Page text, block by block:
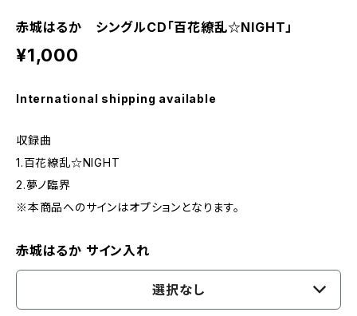
赤城はるか シングルCD「百花繚乱☆NIGHT」
¥1,000
International shipping available
収録曲
1.百花繚乱☆NIGHT
2.夢ノ臨界
※本商品へのサインはオプションとなります。
赤城はるか サイン入れ
選択なし